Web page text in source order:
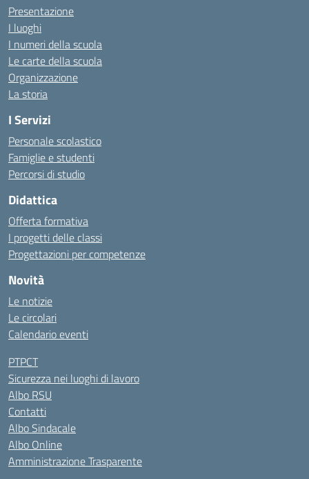
Presentazione
I luoghi
I numeri della scuola
Le carte della scuola
Organizzazione
La storia
I Servizi
Personale scolastico
Famiglie e studenti
Percorsi di studio
Didattica
Offerta formativa
I progetti delle classi
Progettazioni per competenze
Novità
Le notizie
Le circolari
Calendario eventi
PTPCT
Sicurezza nei luoghi di lavoro
Albo RSU
Contatti
Albo Sindacale
Albo Online
Amministrazione Trasparente